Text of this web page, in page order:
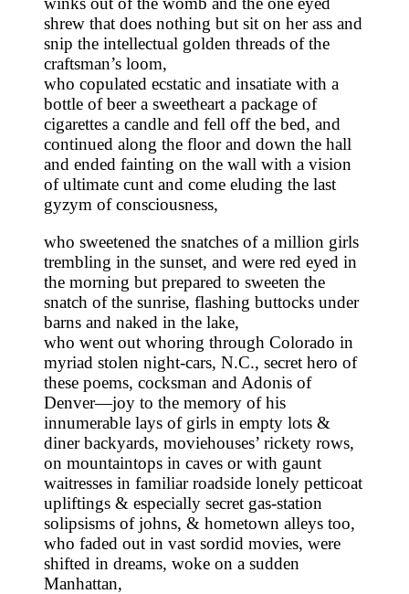
shrew that does nothing but sit on her ass and
snip the intellectual golden threads of the
craftsman’s loom,
who copulated ecstatic and insatiate with a
bottle of beer a sweetheart a package of
cigarettes a candle and fell off the bed, and
continued along the floor and down the hall
and ended fainting on the wall with a vision
of ultimate cunt and come eluding the last
gyzym of consciousness,
who sweetened the snatches of a million girls
trembling in the sunset, and were red eyed in
the morning but prepared to sweeten the
snatch of the sunrise, flashing buttocks under
barns and naked in the lake,
who went out whoring through Colorado in
myriad stolen night-cars, N.C., secret hero of
these poems, cocksman and Adonis of
Denver—joy to the memory of his
innumerable lays of girls in empty lots &
diner backyards, moviehouses’ rickety rows,
on mountaintops in caves or with gaunt
waitresses in familiar roadside lonely petticoat
upliftings & especially secret gas-station
solipsisms of johns, & hometown alleys too,
who faded out in vast sordid movies, were
shifted in dreams, woke on a sudden
Manhattan,